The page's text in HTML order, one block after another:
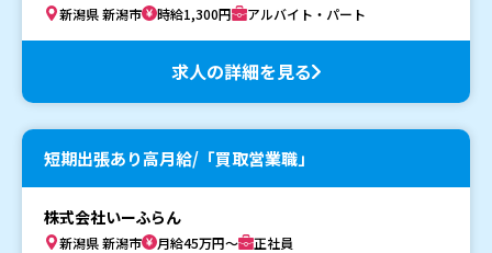
新潟県 新潟市 時給1,300円 アルバイト・パート
求人の詳細を見る
短期出張あり高月給/「買取営業職」
株式会社いーふらん
新潟県 新潟市 月給45万円～ 正社員